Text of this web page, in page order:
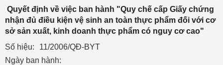
Quyết định về việc ban hành "Quy chế cấp Giấy chứng
nhận đủ điều kiện vệ sinh an toàn thực phẩm đối với cơ
sở sản xuất, kinh doanh thực phẩm có nguy cơ cao"
Số hiệu:
11/2006/QĐ-BYT
Ngày ban hành: